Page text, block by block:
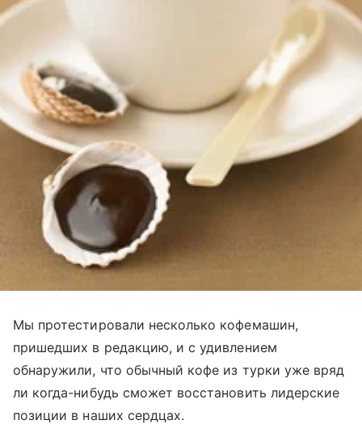
Мы протестировали несколько кофемашин,
пришедших в редакцию, и с удивлением
обнаружили, что обычный кофе из турки уже вряд
ли когда-нибудь сможет восстановить лидерские
позиции в наших сердцах.